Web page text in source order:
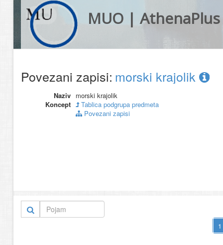
MUO | AthenaPlus
Povezani zapisi: morski krajolik
Naziv morski krajolik
Koncept
Tablica podgrupa predmeta
Povezani zapisi